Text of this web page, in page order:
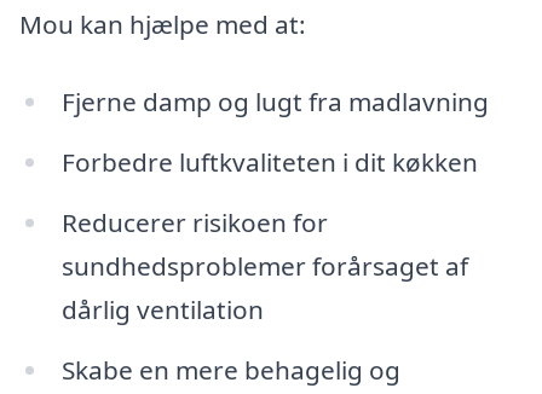
Mou kan hjælpe med at:
Fjerne damp og lugt fra madlavning
Forbedre luftkvaliteten i dit køkken
Reducerer risikoen for
sundhedsproblemer forårsaget af
dårlig ventilation
Skabe en mere behagelig og